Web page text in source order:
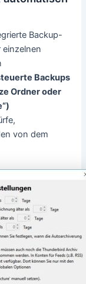
Backup-
Backups
Ordner oder
von dem